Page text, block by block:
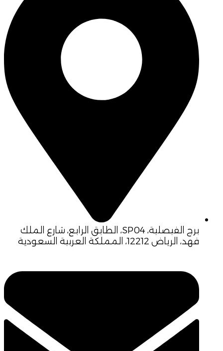
برج الفيصلية، SP04، الطابق الرابع، شارع الملك
فهد، الرياض 12212، المملكة العربية السعودية